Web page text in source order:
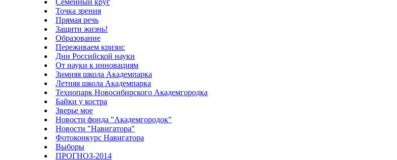
Семейный круг
Точка зрения
Прямая речь
Защити жизнь!
Образование
Переживаем кризис
Дни Российской науки
От науки к инновациям
Зимняя школа Академпарка
Летняя школа Академпарка
Технопарк Новосибирского Академгородка
Байки у костра
Зверье мое
Новости фонда "Академгородок"
Новости "Навигатора"
Фотоконкурс Навигатора
Выборы
ПРОГНОЗ-2014